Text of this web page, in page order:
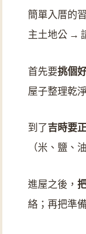
簡單入厝的
主土地公 →
首先要挑個
屋子整理乾
到了吉時要
（米、鹽、
進屋之後，
絡；再把準